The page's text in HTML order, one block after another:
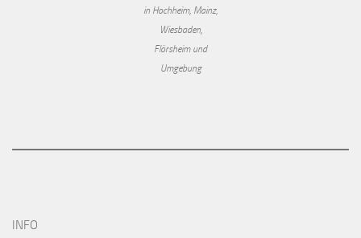
in Hochheim, Mainz,
Wiesbaden,
Flörsheim und
Umgebung
INFO